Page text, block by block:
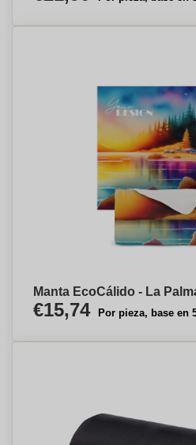
Manta EcoCálido - La
€15,74 Por pieza, base en